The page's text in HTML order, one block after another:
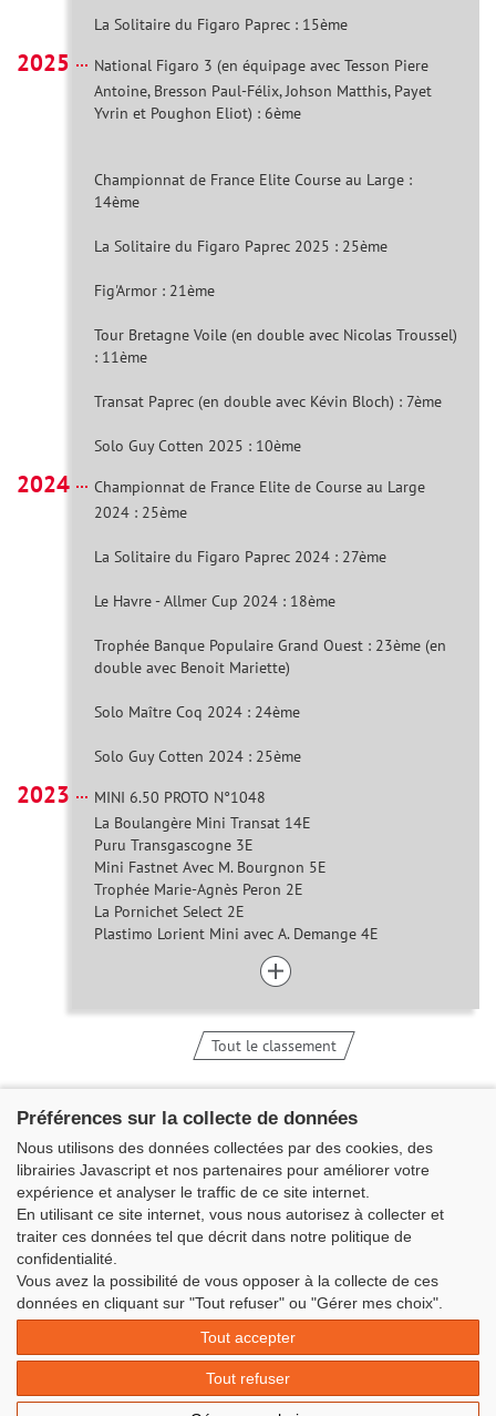
La Solitaire du Figaro Paprec : 15ème
2025
National Figaro 3 (en équipage avec Tesson Piere
Antoine, Bresson Paul-Félix, Johson Matthis, Payet
Yvrin et Poughon Eliot) : 6ème
Championnat de France Elite Course au Large :
14ème
La Solitaire du Figaro Paprec 2025 : 25ème
Fig'Armor : 21ème
Tour Bretagne Voile (en double avec Nicolas Troussel)
: 11ème
Transat Paprec (en double avec Kévin Bloch) : 7ème
Solo Guy Cotten 2025 : 10ème
2024
Championnat de France Elite de Course au Large
2024 : 25ème
La Solitaire du Figaro Paprec 2024 : 27ème
Le Havre - Allmer Cup 2024 : 18ème
Trophée Banque Populaire Grand Ouest : 23ème (en
double avec Benoit Mariette)
Solo Maître Coq 2024 : 24ème
Solo Guy Cotten 2024 : 25ème
2023
MINI 6.50 PROTO N°1048
La Boulangère Mini Transat 14E
Puru Transgascogne 3E
Mini Fastnet Avec M. Bourgnon 5E
Trophée Marie-Agnès Peron 2E
La Pornichet Select 2E
Plastimo Lorient Mini avec A. Demange 4E
Tout le classement
Classe Figaro Beneteau - Maison des skippers - N°1 Terre-Plein du
Sous-Marin Papin
La Base 56100 LORIENT -06 11 73 13 35
secretaire@classefigarobeneteau.fr
Préférences sur la collecte de données
Nous utilisons des données collectées par des cookies, des
librairies Javascript et nos partenaires pour améliorer votre
expérience et analyser le traffic de ce site internet.
En utilisant ce site internet, vous nous autorisez à collecter et
traiter ces données tel que décrit dans notre politique de
confidentialité.
Vous avez la possibilité de vous opposer à la collecte de ces
données en cliquant sur "Tout refuser" ou "Gérer mes choix".
Tout accepter
Tout refuser